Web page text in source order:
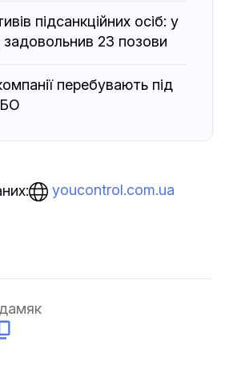
підсанкційних осіб: у
задовольнив 23 позови
перебувають під
youcontrol.com.ua